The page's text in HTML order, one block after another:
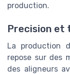
production.
Precision et
La production
repose sur des
des aligneurs